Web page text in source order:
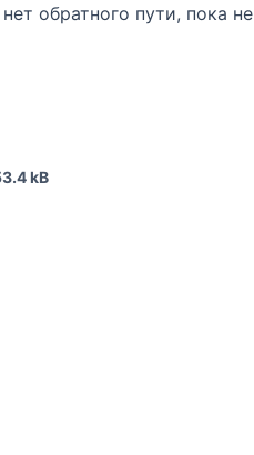
обратного пути, пока не
kB